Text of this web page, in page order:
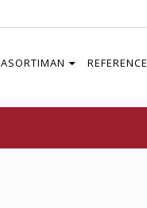
ASORTIMAN REFERENCE